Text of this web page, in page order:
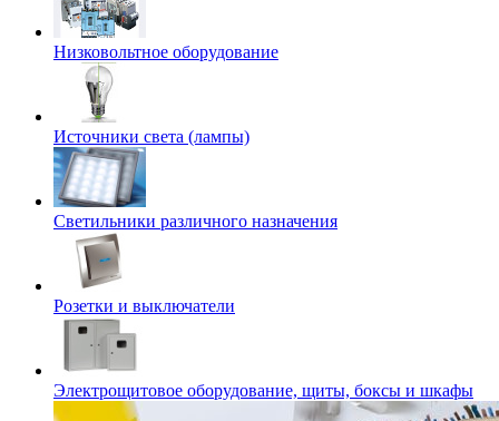
Низковольтное оборудование
Источники света (лампы)
Светильники различного назначения
Розетки и выключатели
Электрощитовое оборудование, щиты, боксы и шкафы